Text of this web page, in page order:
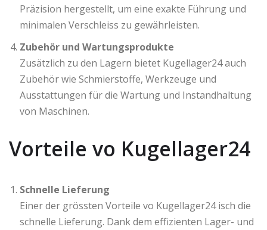
Präzision hergestellt, um eine exakte Führung und
minimalen Verschleiss zu gewährleisten.
Zubehör und Wartungsprodukte
Zusätzlich zu den Lagern bietet Kugellager24 auch
Zubehör wie Schmierstoffe, Werkzeuge und
Ausstattungen für die Wartung und Instandhaltung
von Maschinen.
Vorteile vo Kugellager24
Schnelle Lieferung
Einer der grössten Vorteile vo Kugellager24 isch die
schnelle Lieferung. Dank dem effizienten Lager- und